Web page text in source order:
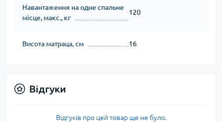
Навантаження на одне спальне
місце, макс., кг
120
Висота матраца, см 16
Відгуки
Відгуків про цей товар ще не було.